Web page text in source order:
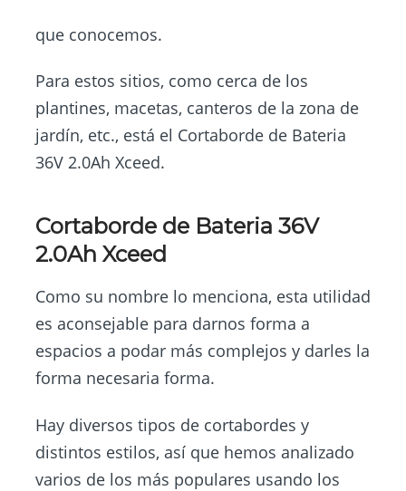
que conocemos.
Para estos sitios, como cerca de los
plantines, macetas, canteros de la zona de
jardín, etc., está el Cortaborde de Bateria
36V 2.0Ah Xceed.
Cortaborde de Bateria 36V
2.0Ah Xceed
Como su nombre lo menciona, esta utilidad
es aconsejable para darnos forma a
espacios a podar más complejos y darles la
forma necesaria forma.
Hay diversos tipos de cortabordes y
distintos estilos, así que hemos analizado
varios de los más populares usando los